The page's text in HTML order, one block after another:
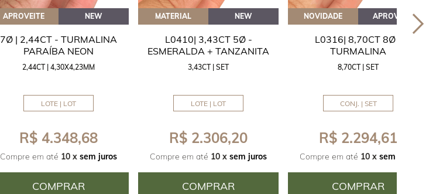
APROVEITE NEW
7Ø | 2,44CT - TURMALINA
PARAÍBA NEON
2,44CT | 4,30X4,23MM
LOTE | LOT
R$ 4.348,68
Compre em até 10 x sem juros
COMPRAR
MATERIAL NEW
L0410| 3,43CT 5Ø -
ESMERALDA + TANZANITA
3,43CT | SET
LOTE | LOT
R$ 2.306,20
Compre em até 10 x sem juros
COMPRAR
NOVIDADE APROVEITE
L0316| 8,70CT 8Ø -
TURMALINA
8,70CT | SET
CONJ. | SET
R$ 2.294,61
Compre em até 10 x sem juros
COMPRAR